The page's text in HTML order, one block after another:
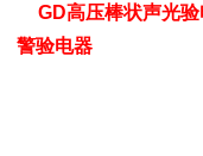
GD高压棒状声光
警验电器